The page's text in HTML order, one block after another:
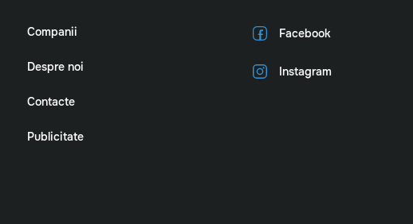
Companii
Despre noi
Contacte
Publicitate
Facebook
Instagram